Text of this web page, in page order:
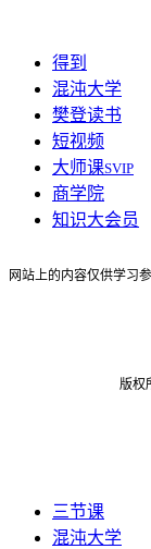
得到
混沌大学
樊登读书
短视频
大师课SVIP
商学院
知识大会员
网站上的内容仅供学习
版权
三节课
混沌大学